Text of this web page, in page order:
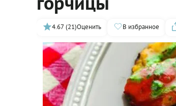
4.67 (21)Оценить В избранное